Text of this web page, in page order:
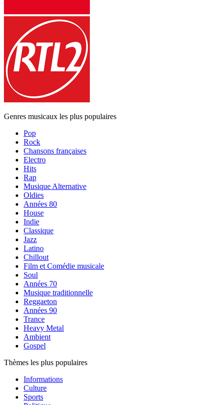
Genres musicaux les plus populaires
Pop
Rock
Chansons françaises
Electro
Hits
Rap
Musique Alternative
Oldies
Années 80
House
Indie
Classique
Jazz
Latino
Chillout
Film et Comédie musicale
Soul
Années 70
Musique traditionnelle
Reggaeton
Années 90
Trance
Heavy Metal
Ambient
Gospel
Thèmes les plus populaires
Informations
Culture
Sports